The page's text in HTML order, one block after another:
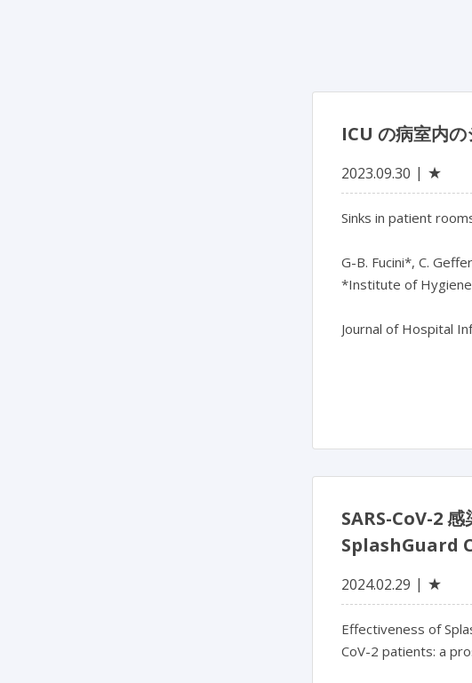
ICU の病室内
2023.09.30 ★
Sinks in patient
G-B. Fucini*, C.
*Institute of Hygiene
Journal of Hospital
SARS-CoV-2
SplashGuard
2024.02.29 ★
Effectiveness of
CoV-2 patients: a